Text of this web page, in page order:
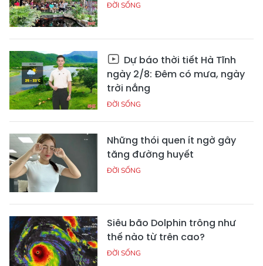
ĐỜI SỐNG
Dự báo thời tiết Hà Tĩnh
ngày 2/8: Đêm có mưa, ngày
trời nắng
ĐỜI SỐNG
Những thói quen ít ngờ gây
tăng đường huyết
ĐỜI SỐNG
Siêu bão Dolphin trông như
thế nào từ trên cao?
ĐỜI SỐNG